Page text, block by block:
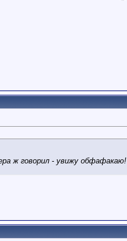
ж говорил - увижу обфафакаю!